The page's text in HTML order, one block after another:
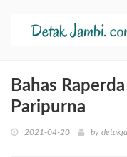
Bahas
Paripurna
2021-04-20 by